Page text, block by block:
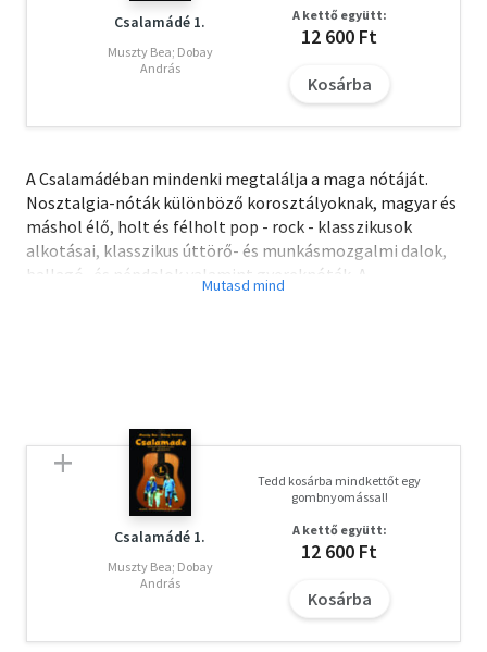
Csalamádé 1.
Muszty Bea; Dobay
András
A kettő együtt:
12 600 Ft
Kosárba
A Csalamádéban mindenki megtalálja a maga nótáját.
Nosztalgia-nóták különböző korosztályoknak, magyar és
máshol élő, holt és félholt pop - rock - klasszikusok
alkotásai, klasszikus úttörő- és munkásmozgalmi dalok,
ballagó- és népdalok valamint gyereknóták. A
Csalamádé 1.
Muszty Bea; Dobay
András
Tedd kosárba mindkettőt egy
gombnyomással!
A kettő együtt:
12 600 Ft
Kosárba